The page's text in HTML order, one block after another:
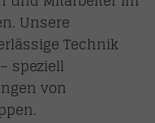
Unsere
Technik
speziell
von